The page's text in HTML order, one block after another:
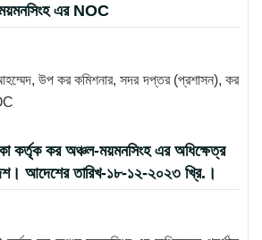
এর NOC
উপ কর কমিশনার, সদর দপ্তর (প্রশাসন), কর
কর্তৃক কর অঞ্চল-ময়মনসিংহ এর অধিক্ষেত্র
আদেশের তারিখ-১৮-১২-২০২৩ খ্রি.।